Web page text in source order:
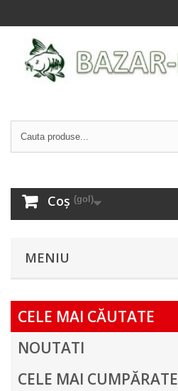
Coș (gol)
MENIU
CELE MAI CĂUTATE
NOUTATI
CELE MAI CUMPĂRATE